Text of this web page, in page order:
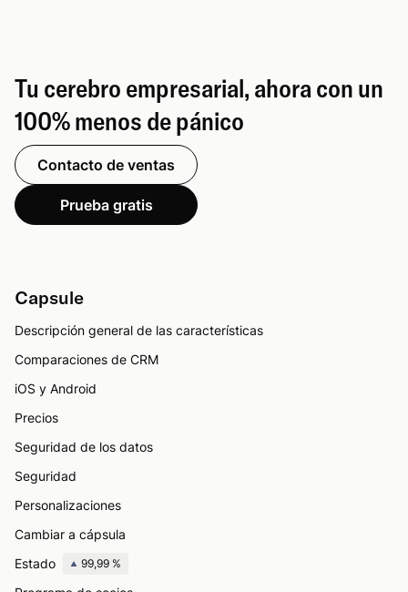
Tu cerebro empresarial, ahora con un
100% menos de pánico
Contacto de ventas
Prueba gratis
Capsule
Descripción general de las características
Comparaciones de CRM
iOS y Android
Precios
Seguridad de los datos
Seguridad
Personalizaciones
Cambiar a cápsula
Estado
99,99 %